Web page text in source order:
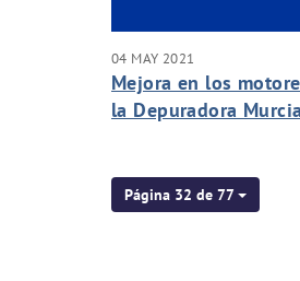
04 MAY 2021
Mejora en los
la Depuradora
Página 32 de 77